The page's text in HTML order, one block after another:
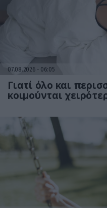
07.08.2026 06:05
Γιατί όλο και
κοιμούνται